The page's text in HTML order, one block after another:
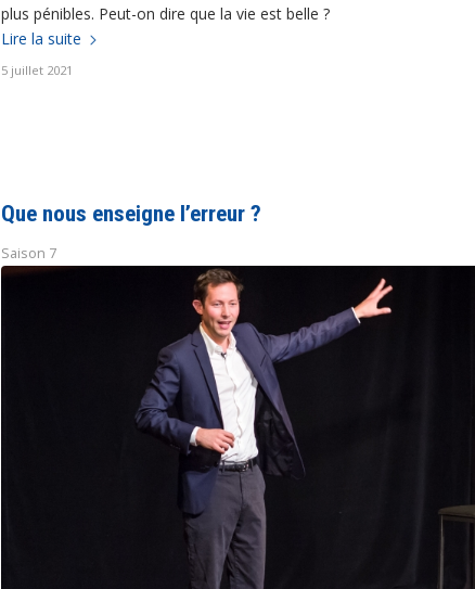
plus pénibles. Peut-on dire que la vie est belle ?
Lire la suite
5 juillet 2021
Que nous enseigne l’erreur ?
Saison 7